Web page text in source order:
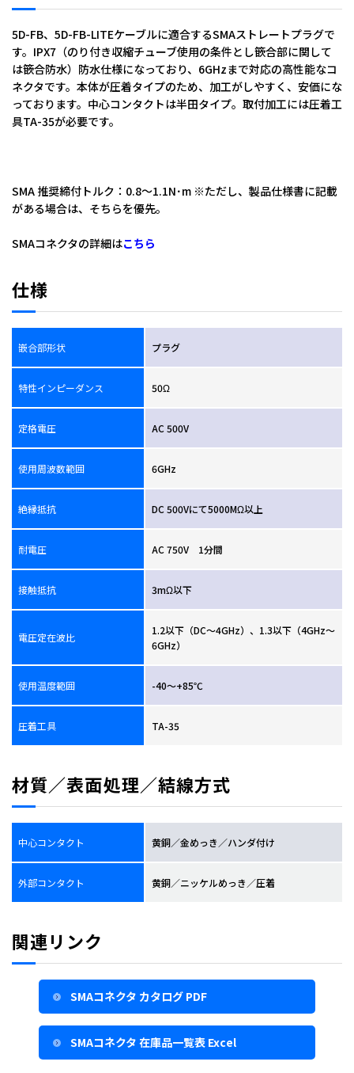
5D-FB、5D-FB-LITEケーブルに適合するSMAストレートプラグで
す。IPX7（のり付き収縮チューブ使用の条件とし篏合部に関して
は篏合防水）防水仕様になっており、6GHzまで対応の高性能なコ
ネクタです。本体が圧着タイプのため、加工がしやすく、安価にな
っております。中心コンタクトは半田タイプ。取付加工には圧着工
具TA-35が必要です。
SMA 推奨締付トルク：0.8～1.1N･m ※ただし、製品仕様書に記載
がある場合は、そちらを優先。
SMAコネクタの詳細はこちら
仕様
嵌合部形状 プラグ
特性インピーダンス 50Ω
定格電圧 AC 500V
使用周波数範囲 6GHz
絶縁抵抗 DC 500Vにて5000MΩ以上
耐電圧 AC 750V 1分間
接触抵抗 3mΩ以下
電圧定在波比
1.2以下（DC～4GHz）、1.3以下（4GHz～
6GHz）
使用温度範囲 -40～+85℃
圧着工具 TA-35
材質／表面処理／結線方式
中心コンタクト 黄銅／金めっき／ハンダ付け
外部コンタクト 黄銅／ニッケルめっき／圧着
関連リンク
SMAコネクタ カタログ PDF
SMAコネクタ 在庫品一覧表 Excel